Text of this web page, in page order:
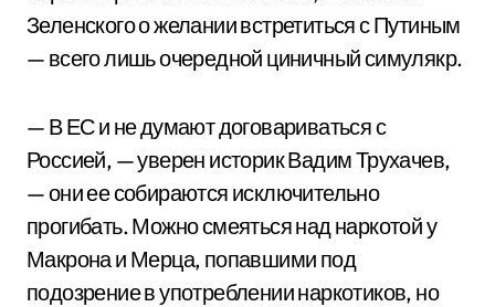
Зеленского о желании встретиться с Путиным
— всего лишь очередной циничный симулякр.
— В ЕС и не думают договариваться с
Россией, — уверен историк Вадим Трухачев,
— они ее собираются исключительно
прогибать. Можно смеяться над наркотой у
Макрона и Мерца, попавшими под
подозрение в употреблении наркотиков, но